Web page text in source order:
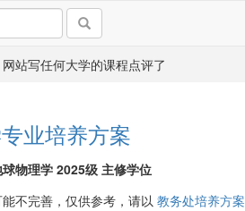
网站写任何大学的课程点评了
业培养方案
物理学 2025级 主修学位
不完善，仅供参考，请以 教务处培养方案